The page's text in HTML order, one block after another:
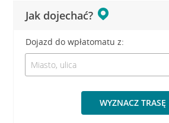
Jak dojechać?
Dojazd do wpłatomatu z:
WYZNACZ TRASĘ